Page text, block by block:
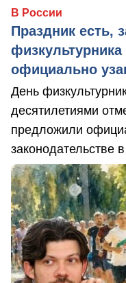
В России
Праздник есть,
официально
День
десятилетиями
предложили
законодательстве